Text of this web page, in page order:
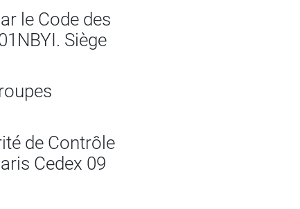
le Code des
Siège
de Contrôle
Cedex 09